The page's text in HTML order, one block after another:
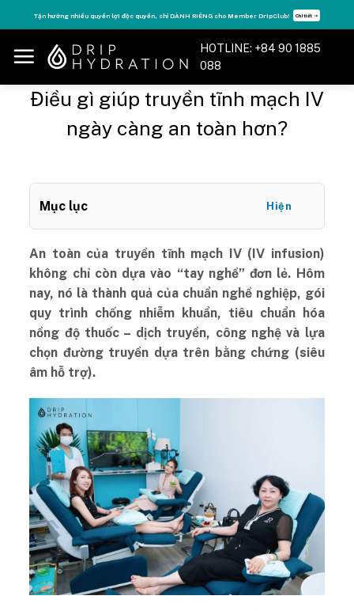
to
content
Tận hưởng nhiều quyền lợi độc quyền, chỉ DÀNH RIÊNG cho Member DripClub! Chi tiết ➝
HOTLINE: +84 90 1885
088
Điều gì giúp truyền tĩnh mạch IV
ngày càng an toàn hơn?
Mục lục Hiện
An toàn của truyền tĩnh mạch IV (IV infusion)
không chỉ còn dựa vào “tay nghề” đơn lẻ. Hôm
nay, nó là thành quả của chuẩn nghề nghiệp, gói
quy trình chống nhiễm khuẩn, tiêu chuẩn hóa
nồng độ thuốc – dịch truyền, công nghệ và lựa
chọn đường truyền dựa trên bằng chứng (siêu
âm hỗ trợ).